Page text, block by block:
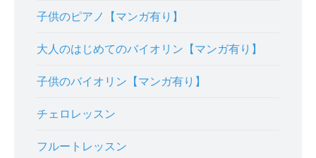
子供のピアノ【マンガ有り】
大人のはじめてのバイオリン【マンガ有り】
子供のバイオリン【マンガ有り】
チェロレッスン
フルートレッスン